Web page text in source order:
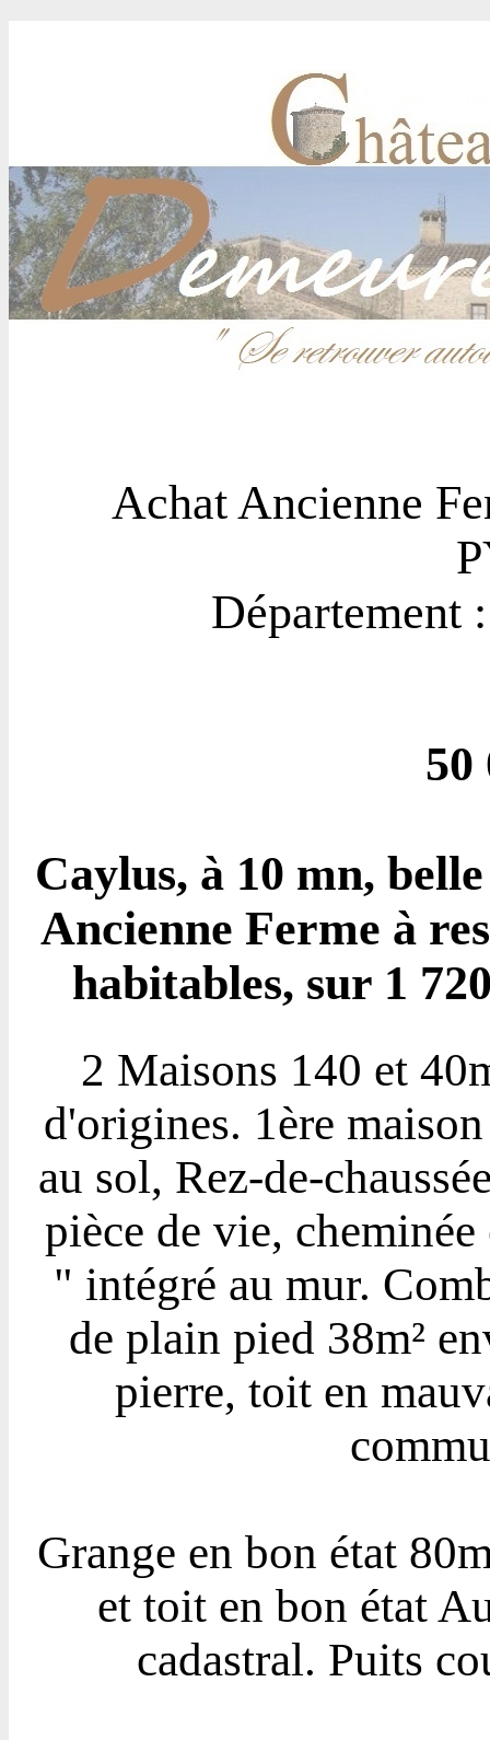
Achat Ancienne
Département
50
Caylus, à 10 mn,
Ancienne Ferme à
habitables, sur 1
2 Maisons 140 et
d'origines. 1ère
au sol, Rez-de-
pièce de vie,
" intégré au mur.
de plain pied 38m²
pierre, toit en
Grange en bon état
et toit en bon état
cadastral. Puits